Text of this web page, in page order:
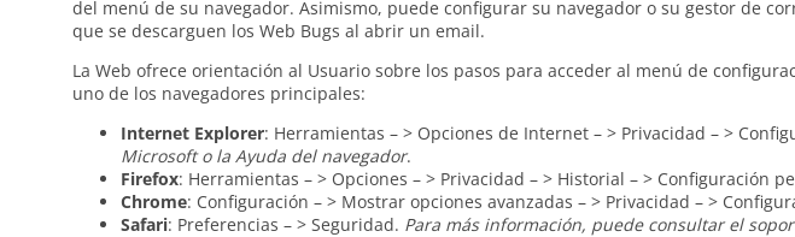
del menú de su navegador. Asimismo, puede configurar su navegador o su gestor de
que se descarguen los Web Bugs al abrir un email.
La Web ofrece orientación al Usuario sobre los pasos para acceder al menú de
uno de los navegadores principales:
Internet Explorer: Herramientas – > Opciones de Internet – > Privacidad – >
Microsoft o la Ayuda del navegador.
Firefox: Herramientas – > Opciones – > Privacidad – > Historial – > Configuración
Chrome: Configuración – > Mostrar opciones avanzadas – > Privacidad – >
Safari: Preferencias – > Seguridad. Para más información, puede consultar el